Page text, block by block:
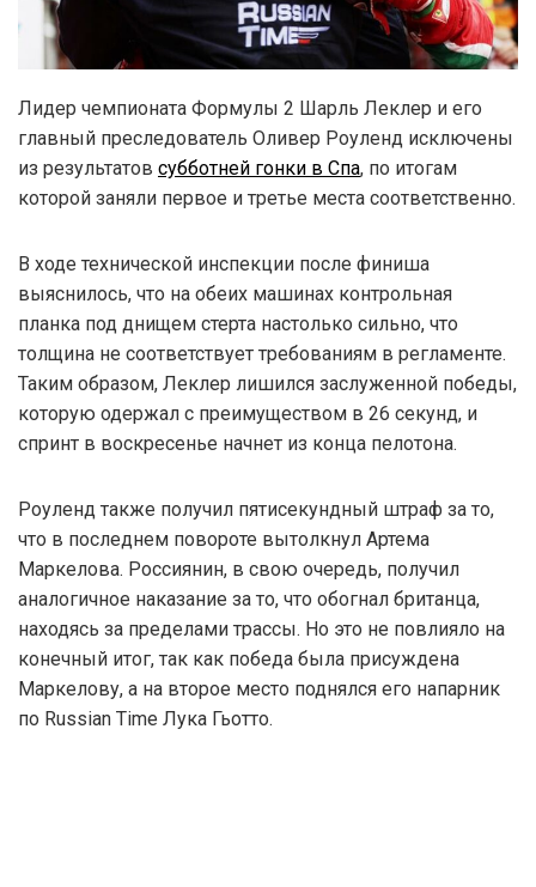
Лидер чемпионата Формулы 2 Шарль Леклер и его
главный преследователь Оливер Роуленд исключены
из результатов субботней гонки в Спа, по итогам
которой заняли первое и третье места соответственно.
В ходе технической инспекции после финиша
выяснилось, что на обеих машинах контрольная
планка под днищем стерта настолько сильно, что
толщина не соответствует требованиям в регламенте.
Таким образом, Леклер лишился заслуженной победы,
которую одержал с преимуществом в 26 секунд, и
спринт в воскресенье начнет из конца пелотона.
Роуленд также получил пятисекундный штраф за то,
что в последнем повороте вытолкнул Артема
Маркелова. Россиянин, в свою очередь, получил
аналогичное наказание за то, что обогнал британца,
находясь за пределами трассы. Но это не повлияло на
конечный итог, так как победа была присуждена
Маркелову, а на второе место поднялся его напарник
по Russian Time Лука Гьотто.